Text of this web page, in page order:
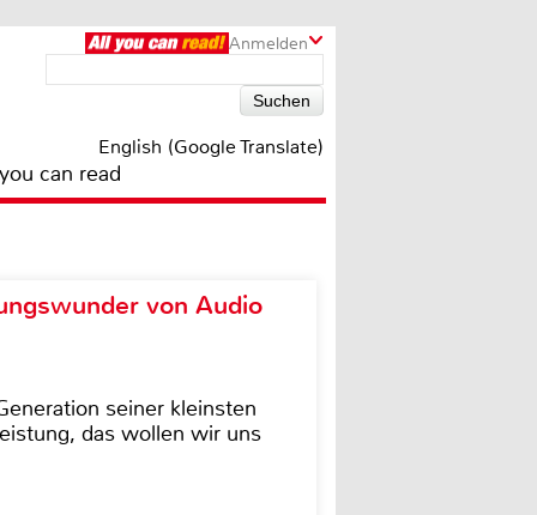
Anmelden
English (Google Translate)
can read
von Audio
seiner kleinsten
das wollen wir uns